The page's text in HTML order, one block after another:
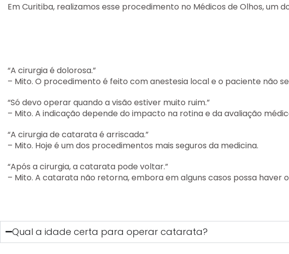
Em Curitiba, realizamos esse procedimento no Médicos de Olhos, um
“A cirurgia é dolorosa.”
– Mito. O procedimento é feito com anestesia local e o paciente não
“Só devo operar quando a visão estiver muito ruim.”
– Mito. A indicação depende do impacto na rotina e da avaliação
“A cirurgia de catarata é arriscada.”
– Mito. Hoje é um dos procedimentos mais seguros da medicina.
“Após a cirurgia, a catarata pode voltar.”
– Mito. A catarata não retorna, embora em alguns casos possa
Qual a idade certa para operar catarata?